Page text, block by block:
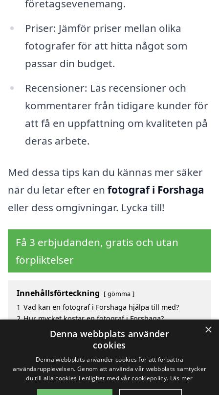
företagsevenemang.
Priser: Jämför priser mellan olika
fotografer för att hitta något som
passar din budget.
Recensioner: Läs recensioner och
kommentarer från tidigare kunder för
att få en uppfattning om kvaliteten på
deras arbete.
Med dessa tips kan du kännas mer säker
när du letar efter en fotograf i Forshaga
eller dess omgivningar. Lycka till!
Få 3 erbjudanden, gratis och utan
förpliktelser
Innehållsförteckning gömma
1 Vad kan en fotograf i Forshaga hjälpa till med?
2 Hur mycket kostar en fotograf i Forshaga?
Fördelar med att välja fotograf i Forshaga
Sök efter en skicklig fotograf i de omgivande
×
Denna webbplats använder
cookies
Denna webbplats använder cookies för att förbättra
användarupplevelsen. Genom att använda vår webbplats samtycker
du till alla cookies i enlighet med vår cookiepolicy. Läs mer